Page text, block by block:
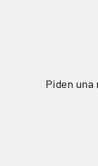
Piden una